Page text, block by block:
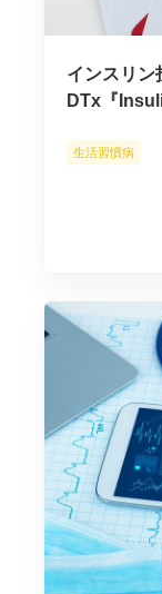
インスリン
DTx『
生活習慣病